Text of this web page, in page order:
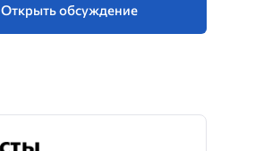
Открыть обсуждение